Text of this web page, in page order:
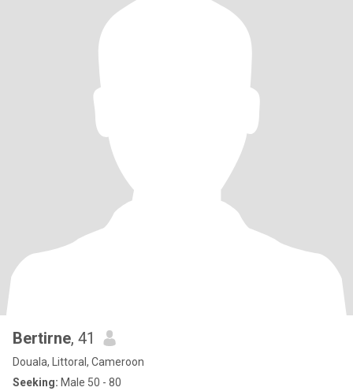
Bertirne, 41
Douala, Littoral, Cameroon
Seeking: Male 50 - 80